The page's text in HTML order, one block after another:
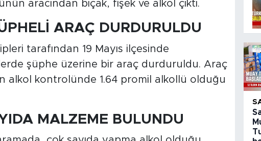
aracından bıçak, fişek ve alkol çıktı.
ARAÇ DURDURULDU
tarafından 19 Mayıs ilçesinde
şüphe üzerine bir araç durduruldu. Araç
alkol kontrolünde 1.64 promil alkollü olduğu
MALZEME BULUNDU